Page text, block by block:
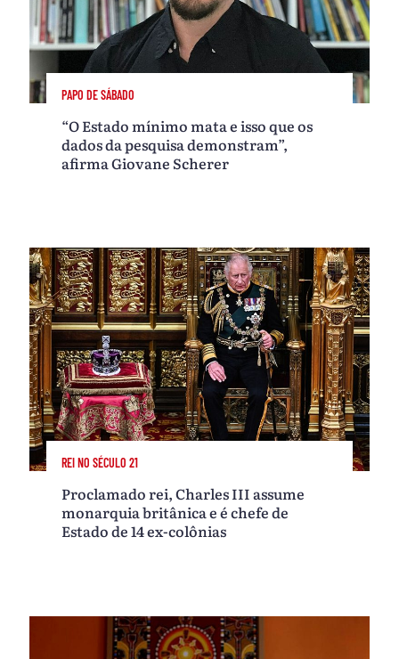
PAPO DE SÁBADO
“O Estado mínimo mata e isso que os
dados da pesquisa demonstram”,
afirma Giovane Scherer
REI NO SÉCULO 21
Proclamado rei, Charles III assume
monarquia britânica e é chefe de
Estado de 14 ex-colônias